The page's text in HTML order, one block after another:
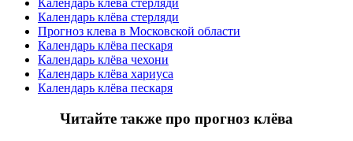
Календарь клёва стерляди
Прогноз клева в Московской области
Календарь клёва пескаря
Календарь клёва чехони
Календарь клёва хариуса
Календарь клёва пескаря
Читайте также про прогноз клёва